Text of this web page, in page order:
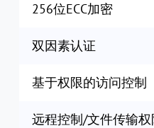
256位ECC加密
双因素认证
基于权限的访问控制
远程控制/文件传输权